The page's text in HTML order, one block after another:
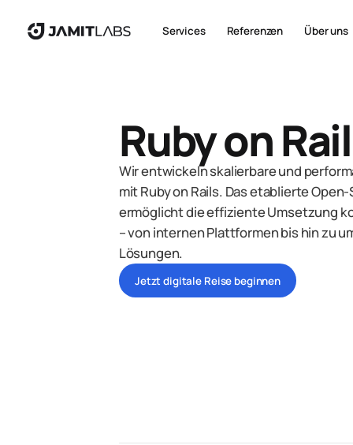
Services Referenzen Über uns
Ruby on
Wir entwickeln skalierbare und
mit Ruby on Rails. Das etablierte
ermöglicht die effiziente Umsetzung
– von internen Plattformen bis hin zu
Lösungen.
Jetzt digitale Reise beginnen